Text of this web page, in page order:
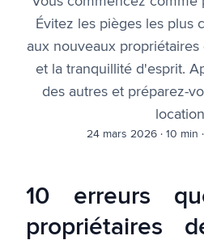
Évitez les pièges les plus
aux nouveaux
et la tranquillité d'esprit.
des autres et préparez-
24 mars 2026· 10 min ·
10 erreurs
propriétaires